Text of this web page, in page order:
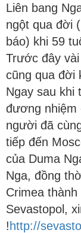
Liên bang
ngột qua đời
báo) khi 59
Trước đây
cũng qua đời
Ngay sau khi
đương nhiệm
người đã
tiếp đến
của Duma
Nga, đồng
Crimea
Sevastopol,
! http://